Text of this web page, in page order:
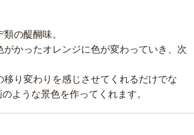
の醍醐味。
かったオレンジに色が変わっていき、次
り変わりを感じさせてくれるだけでな
ような景色を作ってくれます。